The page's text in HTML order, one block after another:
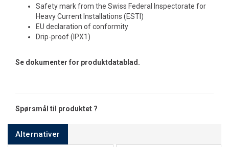
Safety mark from the Swiss Federal Inspectorate for
Heavy Current Installations (ESTI)
EU declaration of conformity
Drip-proof (IPX1)
Se dokumenter for produktdatablad.
Spørsmål til produktet ?
Alternativer